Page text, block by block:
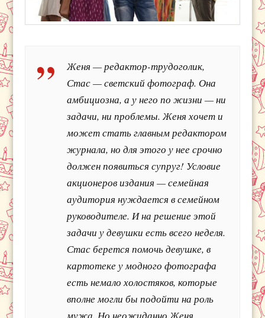
Женя — редактор-трудоголик,
Стас — светский фотограф. Она
амбициозна, а у него по жизни — ни
задачи, ни проблемы. Женя хочет и
может стать главным редактором
журнала, но для этого у нее срочно
должен появиться супруг! Условие
акционеров издания — семейная
аудитория нуждается в семейном
руководителе. И на решение этой
задачи у девушки есть всего неделя.
Стас берется помочь девушке, в
картотеке у модного фотографа
есть немало холостяков, которые
вполне могли бы подойти на роль
мужа. Но неожиданно Женя